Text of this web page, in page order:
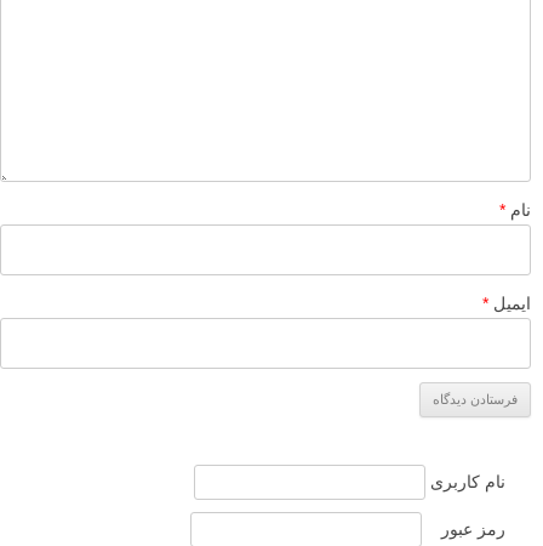
نام *
ایمیل *
نام کاربری
رمز عبور